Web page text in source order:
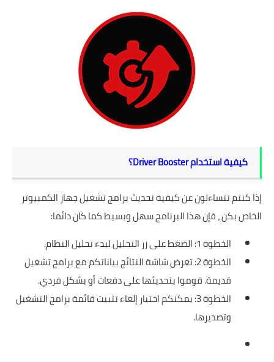
كيفية استخدام Driver Booster؟
إذا كنتم تتساءلون عن كيفية تحديث برامج تشغيل جهاز الكمبيوتر
الخاص بكن ، فإن هذا البرنامج سهل وبسيط كما كان دائما:
الخطوة 1: الضغط على زر التحليل لبدء تحليل النظام.
الخطوة 2: تعرض شاشة النتائج بياناتكم مع برامج تشغيل
قديمة. قوموا بتحديثها على دفعات أو بشكل فردي.
الخطوة 3: يمكنكم اختيار إلغاء تثبيت قائمة برامج التشغيل
وتصديرها.